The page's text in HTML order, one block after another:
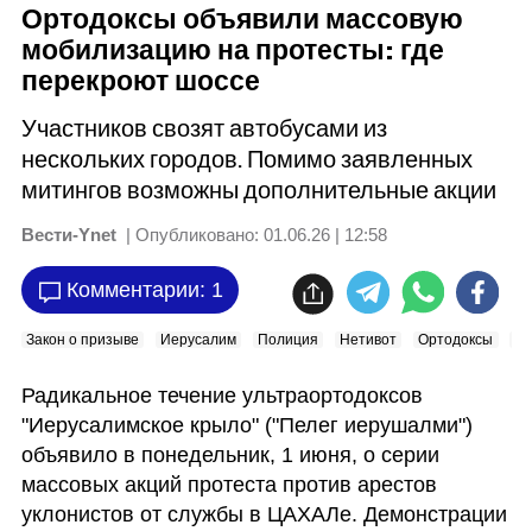
Ортодоксы объявили массовую
мобилизацию на протесты: где
перекроют шоссе
Участников свозят автобусами из
нескольких городов. Помимо заявленных
митингов возможны дополнительные акции
Вести-Ynet | Опубликовано: 01.06.26 | 12:58
Комментарии: 1
Закон о призыве Иерусалим Полиция Нетивот Ортодоксы
Радикальное течение ультраортодоксов
"Иерусалимское крыло" ("Пелег иерушалми")
объявило в понедельник, 1 июня, о серии
массовых акций протеста против арестов
уклонистов от службы в ЦАХАЛе. Демонстрации